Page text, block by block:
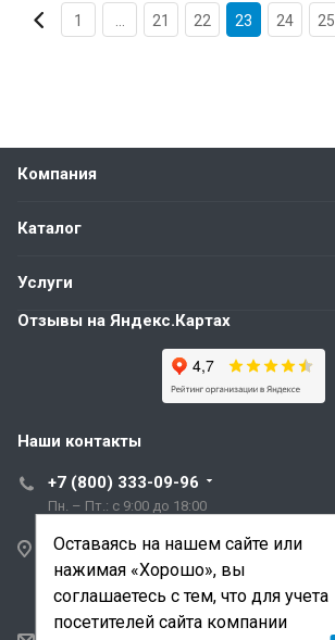
1 ... 21 22 23 24 25
Компания
Каталог
Услуги
Отзывы на Яндекс.Картах
Наши контакты
+7 (800) 333-09-96
Пн. – Пт.: с 9:00 до 18:00
Санкт-Петербург,
ул. Трефолева, д.2
лит. АБ
Оставаясь на нашем сайте или
нажимая «Хорошо», вы
соглашаетесь с тем, что для учета
посетителей сайта компании